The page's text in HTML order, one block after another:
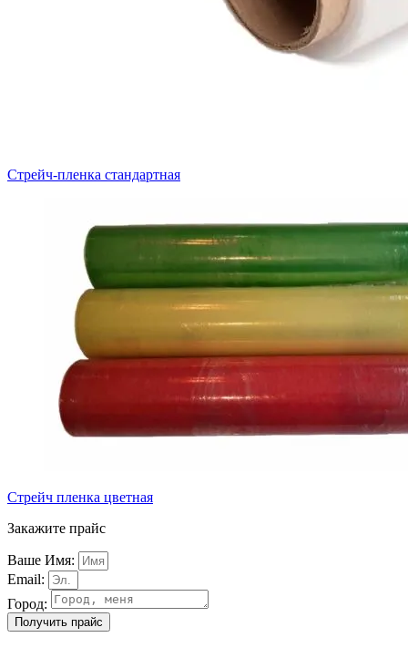
Стрейч-пленка стандартная
Стрейч пленка цветная
Закажите прайс
Ваше Имя:
Email:
Город:
Получить прайс